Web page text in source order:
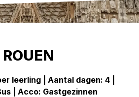
ROUEN
leerling | Aantal dagen: 4 |
| Acco: Gastgezinnen